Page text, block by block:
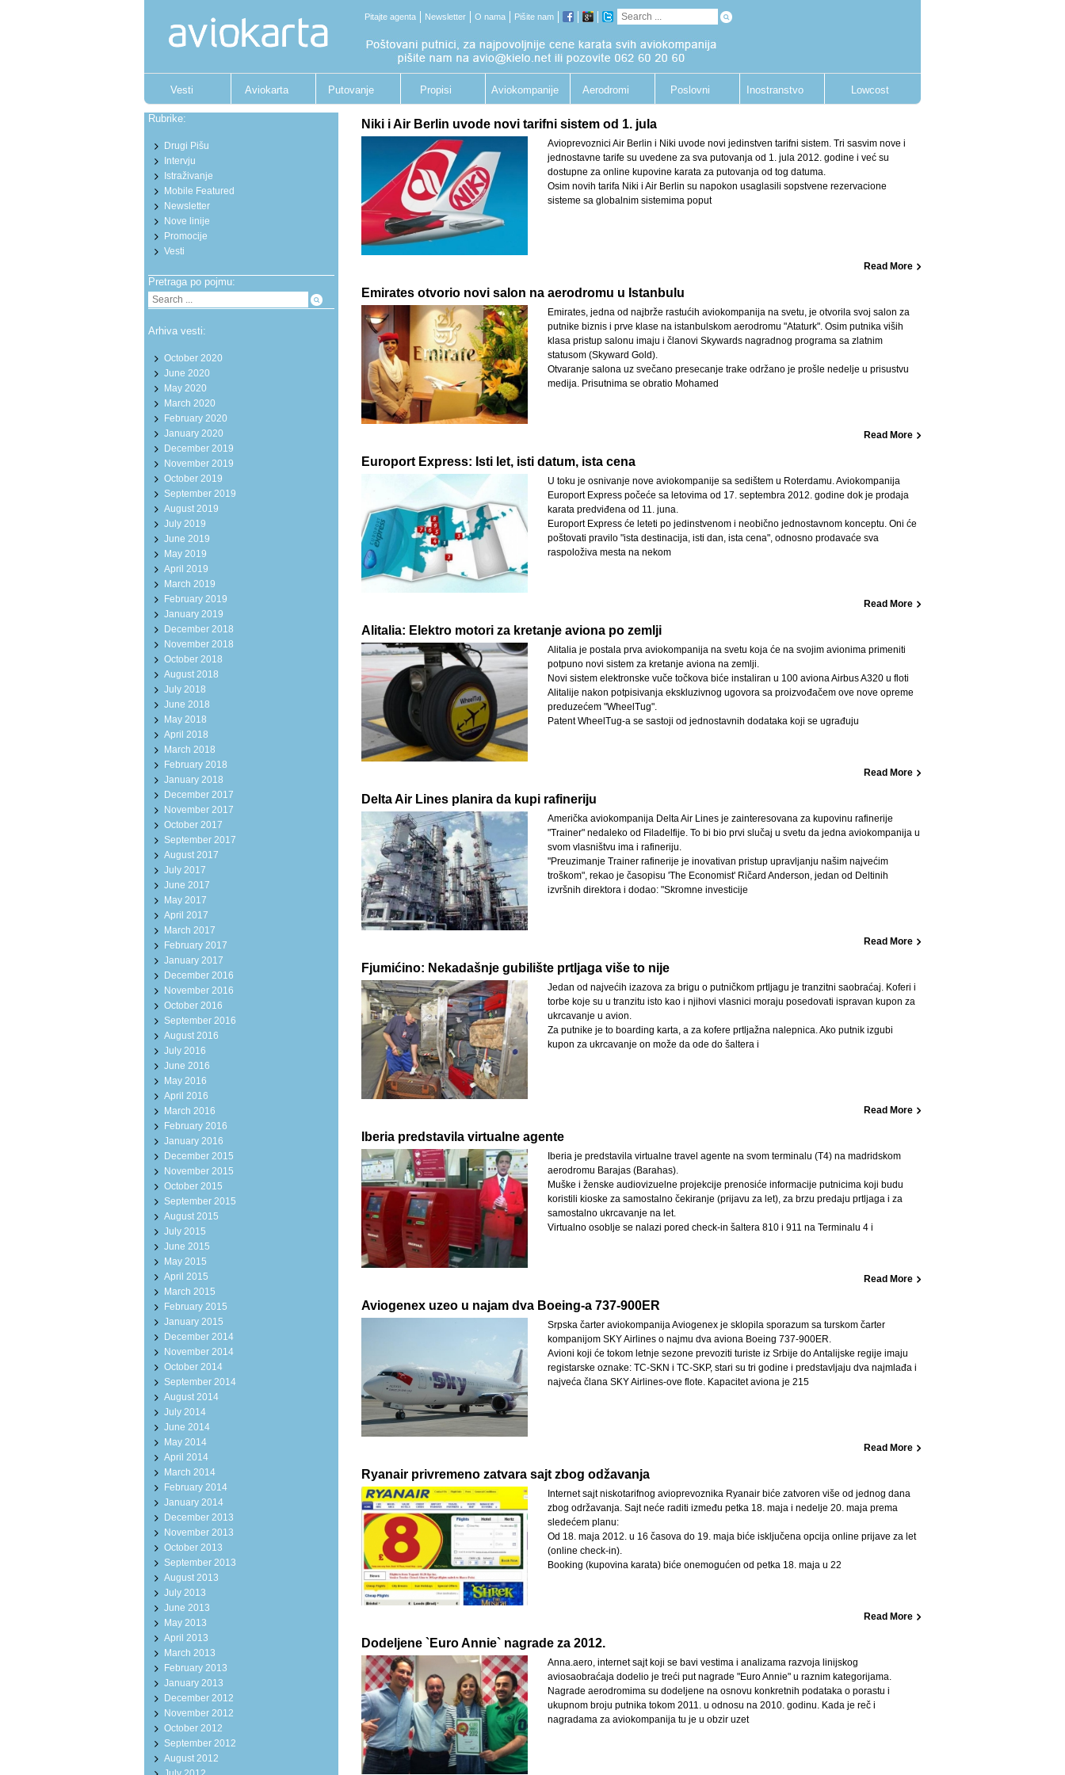
Pitajte agenta Newsletter O nama Pišite nam
Vesti Aviokarta Putovanje Propisi Aviokompanije Aerodromi Poslovni Inostranstvo Lowcost
Niki i Air Berlin uvode novi tarifni sistem od 1. jula
Avioprevoznici Air Berlin i Niki uvode novi jedinstven tarifni sistem. Tri sasvim nove i
jednostavne tarife su uvedene za sva putovanja od 1. jula 2012. godine i već su
dostupne za online kupovine karata za putovanja od tog datuma.
Osim novih tarifa Niki i Air Berlin su napokon usaglasili sopstvene rezervacione
sisteme sa globalnim sistemima poput
Read More
Emirates otvorio novi salon na aerodromu u Istanbulu
Emirates, jedna od najbrže rastućih aviokompanija na svetu, je otvorila svoj salon za
putnike biznis i prve klase na istanbulskom aerodromu "Ataturk". Osim putnika viših
klasa pristup salonu imaju i članovi Skywards nagradnog programa sa zlatnim
statusom (Skyward Gold).
Otvaranje salona uz svečano presecanje trake održano je prošle nedelje u prisustvu
medija. Prisutnima se obratio Mohamed
Read More
Europort Express: Isti let, isti datum, ista cena
U toku je osnivanje nove aviokompanije sa sedištem u Roterdamu. Aviokompanija
Europort Express počeće sa letovima od 17. septembra 2012. godine dok je prodaja
karata predviđena od 11. juna.
Europort Express će leteti po jedinstvenom i neobično jednostavnom konceptu. Oni će
poštovati pravilo "ista destinacija, isti dan, ista cena", odnosno prodavaće sva
raspoloživa mesta na nekom
Read More
Alitalia: Elektro motori za kretanje aviona po zemlji
Alitalia je postala prva aviokompanija na svetu koja će na svojim avionima primeniti
potpuno novi sistem za kretanje aviona na zemlji.
Novi sistem elektronske vuče točkova biće instaliran u 100 aviona Airbus A320 u floti
Alitalije nakon potpisivanja ekskluzivnog ugovora sa proizvođačem ove nove opreme
preduzećem "WheelTug".
Patent WheelTug-a se sastoji od jednostavnih dodataka koji se ugrađuju
Read More
Delta Air Lines planira da kupi rafineriju
Američka aviokompanija Delta Air Lines je zainteresovana za kupovinu rafinerije
"Trainer" nedaleko od Filadelfije. To bi bio prvi slučaj u svetu da jedna aviokompanija u
svom vlasništvu ima i rafineriju.
"Preuzimanje Trainer rafinerije je inovativan pristup upravljanju našim najvećim
troškom", rekao je časopisu 'The Economist' Ričard Anderson, jedan od Deltinih
izvršnih direktora i dodao: "Skromne investicije
Read More
Fjumićino: Nekadašnje gubilište prtljaga više to nije
Jedan od najvećih izazova za brigu o putničkom prtljagu je tranzitni saobraćaj. Koferi i
torbe koje su u tranzitu isto kao i njihovi vlasnici moraju posedovati ispravan kupon za
ukrcavanje u avion.
Za putnike je to boarding karta, a za kofere prtljažna nalepnica. Ako putnik izgubi
kupon za ukrcavanje on može da ode do šaltera i
Read More
Iberia predstavila virtualne agente
Iberia je predstavila virtualne travel agente na svom terminalu (T4) na madridskom
aerodromu Barajas (Barahas).
Muške i ženske audiovizuelne projekcije prenosiće informacije putnicima koji budu
koristili kioske za samostalno čekiranje (prijavu za let), za brzu predaju prtljaga i za
samostalno ukrcavanje na let.
Virtualno osoblje se nalazi pored check-in šaltera 810 i 911 na Terminalu 4 i
Read More
Aviogenex uzeo u najam dva Boeing-a 737-900ER
Srpska čarter aviokompanija Aviogenex je sklopila sporazum sa turskom čarter
kompanijom SKY Airlines o najmu dva aviona Boeing 737-900ER.
Avioni koji će tokom letnje sezone prevoziti turiste iz Srbije do Antalijske regije imaju
registarske oznake: TC-SKN i TC-SKP, stari su tri godine i predstavljaju dva najmlađa i
najveća člana SKY Airlines-ove flote. Kapacitet aviona je 215
Read More
Ryanair privremeno zatvara sajt zbog odžavanja
Internet sajt niskotarifnog avioprevoznika Ryanair biće zatvoren više od jednog dana
zbog održavanja. Sajt neće raditi između petka 18. maja i nedelje 20. maja prema
sledećem planu:
Od 18. maja 2012. u 16 časova do 19. maja biće isključena opcija online prijave za let
(online check-in).
Booking (kupovina karata) biće onemogućen od petka 18. maja u 22
Read More
Dodeljene `Euro Annie` nagrade za 2012.
Anna.aero, internet sajt koji se bavi vestima i analizama razvoja linijskog
aviosaobraćaja dodelio je treći put nagrade "Euro Annie" u raznim kategorijama.
Nagrade aerodromima su dodeljene na osnovu konkretnih podataka o porastu i
ukupnom broju putnika tokom 2011. u odnosu na 2010. godinu. Kada je reč i
nagradama za aviokompanija tu je u obzir uzet
Rubrike:
Drugi Pišu
Intervju
Istraživanje
Mobile Featured
Newsletter
Nove linije
Promocije
Vesti
Pretraga po pojmu:
Arhiva vesti:
October 2020
June 2020
May 2020
March 2020
February 2020
January 2020
December 2019
November 2019
October 2019
September 2019
August 2019
July 2019
June 2019
May 2019
April 2019
March 2019
February 2019
January 2019
December 2018
November 2018
October 2018
August 2018
July 2018
June 2018
May 2018
April 2018
March 2018
February 2018
January 2018
December 2017
November 2017
October 2017
September 2017
August 2017
July 2017
June 2017
May 2017
April 2017
March 2017
February 2017
January 2017
December 2016
November 2016
October 2016
September 2016
August 2016
July 2016
June 2016
May 2016
April 2016
March 2016
February 2016
January 2016
December 2015
November 2015
October 2015
September 2015
August 2015
July 2015
June 2015
May 2015
April 2015
March 2015
February 2015
January 2015
December 2014
November 2014
October 2014
September 2014
August 2014
July 2014
June 2014
May 2014
April 2014
March 2014
February 2014
January 2014
December 2013
November 2013
October 2013
September 2013
August 2013
July 2013
June 2013
May 2013
April 2013
March 2013
February 2013
January 2013
December 2012
November 2012
October 2012
September 2012
August 2012